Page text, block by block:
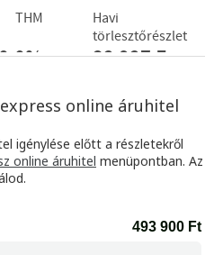
online áruhitel
igénylése előtt a részletekről
online áruhitel menüpontban. Az